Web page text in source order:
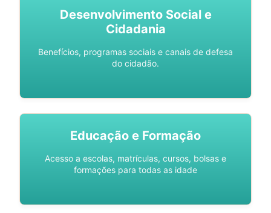
Desenvolvimento Social e
Cidadania
Benefícios, programas sociais e canais de defesa
do cidadão.
Educação e Formação
Acesso a escolas, matrículas, cursos, bolsas e
formações para todas as idade